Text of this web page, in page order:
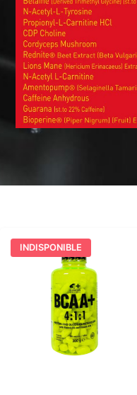
INDISPONIBLE